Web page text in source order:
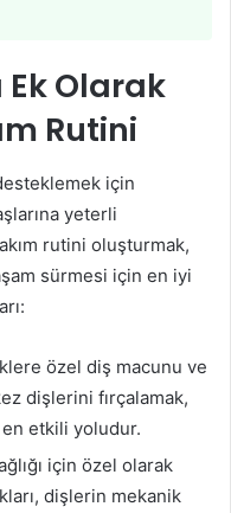
Olarak
Rutini
için
yeterli
rutini oluşturmak,
sürmesi için en iyi
özel diş macunu ve
dişlerini fırçalamak,
etkili yoludur.
için özel olarak
dişlerin mekanik